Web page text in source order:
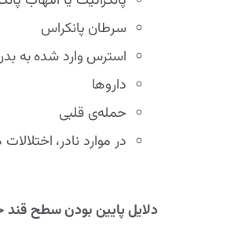
سرطان پانکراس
استرس وارد شده به
داروها
حمله‌ی قلبی
در موارد نادر،
دلایل پایین بودن سطح